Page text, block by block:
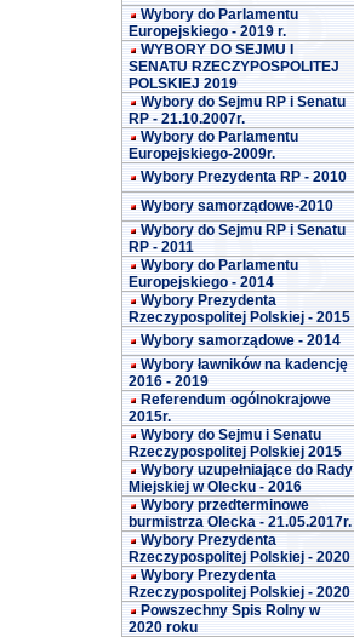
Wybory do Parlamentu
Europejskiego - 2019 r.
WYBORY DO SEJMU I
SENATU RZECZYPOSPOLITEJ
POLSKIEJ 2019
Wybory do Sejmu RP i Senatu
RP - 21.10.2007r.
Wybory do Parlamentu
Europejskiego-2009r.
Wybory Prezydenta RP - 2010
Wybory samorządowe-2010
Wybory do Sejmu RP i Senatu
RP - 2011
Wybory do Parlamentu
Europejskiego - 2014
Wybory Prezydenta
Rzeczypospolitej Polskiej - 2015
Wybory samorządowe - 2014
Wybory ławników na kadencję
2016 - 2019
Referendum ogólnokrajowe
2015r.
Wybory do Sejmu i Senatu
Rzeczypospolitej Polskiej 2015
Wybory uzupełniające do Rady
Miejskiej w Olecku - 2016
Wybory przedterminowe
burmistrza Olecka - 21.05.2017r.
Wybory Prezydenta
Rzeczypospolitej Polskiej - 2020
Wybory Prezydenta
Rzeczypospolitej Polskiej - 2020
Powszechny Spis Rolny w
2020 roku